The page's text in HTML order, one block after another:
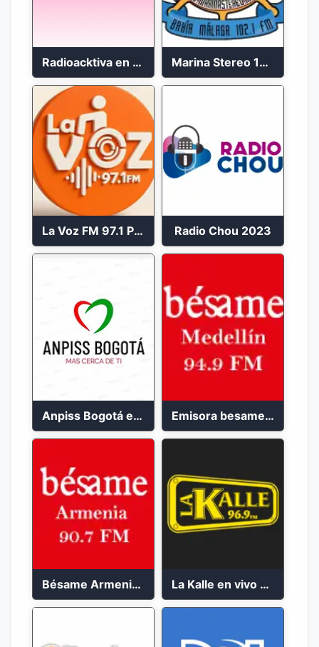
Radioacktiva en vivo 97.9 FM Marina Stereo 102.1 FM
La Voz FM 97.1 Popayán en Vivo Radio Chou 2023
Anpiss Bogotá emisora 2023 Emisora besame medellín 2023
Bésame Armenia en vivo 2023 La Kalle en vivo 2023